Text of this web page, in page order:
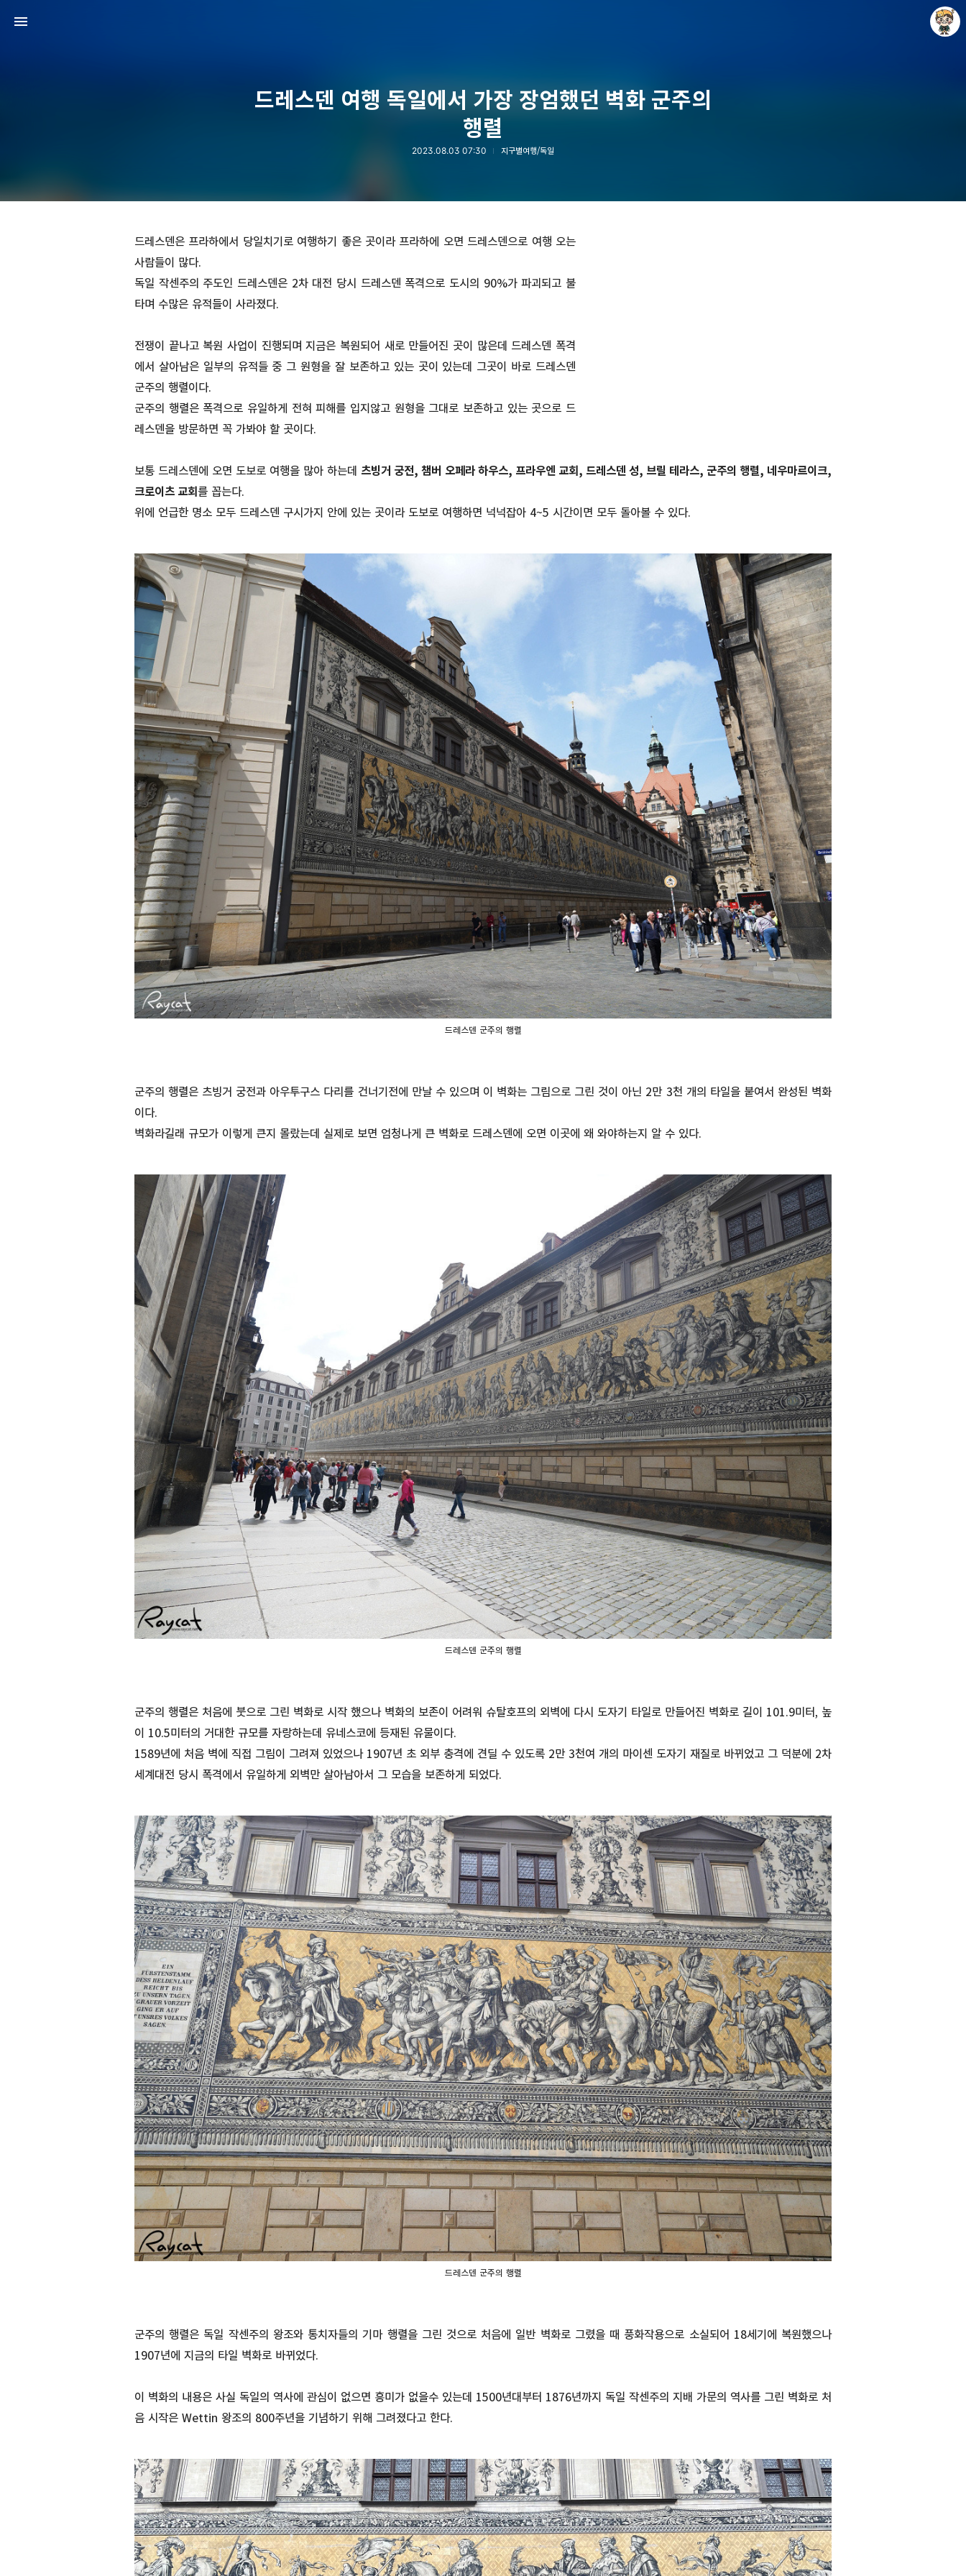
드레스덴 여행 독일에서 가장 장엄했던 벽화 군주의
행렬
2023.08.03 07:30 지구별여행/독일
드레스덴은 프라하에서 당일치기로 여행하기 좋은 곳이라 프라하에 오면 드레스덴으로 여행 오는
사람들이 많다.
독일 작센주의 주도인 드레스덴은 2차 대전 당시 드레스덴 폭격으로 도시의 90%가 파괴되고 불
타며 수많은 유적들이 사라졌다.
전쟁이 끝나고 복원 사업이 진행되며 지금은 복원되어 새로 만들어진 곳이 많은데 드레스덴 폭격
에서 살아남은 일부의 유적들 중 그 원형을 잘 보존하고 있는 곳이 있는데 그곳이 바로 드레스덴
군주의 행렬이다.
군주의 행렬은 폭격으로 유일하게 전혀 피해를 입지않고 원형을 그대로 보존하고 있는 곳으로 드
레스덴을 방문하면 꼭 가봐야 할 곳이다.
보통 드레스덴에 오면 도보로 여행을 많아 하는데 츠빙거 궁전, 챔버 오페라 하우스, 프라우엔 교회, 드레스덴 성, 브릴 테라스, 군주의 행렬, 네우마르이크,
크로이츠 교회 를 꼽는다.
위에 언급한 명소 모두 드레스덴 구시가지 안에 있는 곳이라 도보로 여행하면 넉넉잡아 4~5 시간이면 모두 돌아볼 수 있다.
드레스덴 군주의 행렬
군주의 행렬은 츠빙거 궁전과 아우투구스 다리를 건너기전에 만날 수 있으며 이 벽화는 그림으로 그린 것이 아닌 2만 3천 개의 타일을 붙여서 완성된 벽화
이다.
벽화라길래 규모가 이렇게 큰지 몰랐는데 실제로 보면 엄청나게 큰 벽화로 드레스덴에 오면 이곳에 왜 와야하는지 알 수 있다.
드레스덴 군주의 행렬
군주의 행렬은 처음에 붓으로 그린 벽화로 시작 했으나 벽화의 보존이 어려워 슈탈호프의 외벽에 다시 도자기 타일로 만들어진 벽화로 길이 101.9미터, 높
이 10.5미터의 거대한 규모를 자랑하는데 유네스코에 등재된 유물이다.
1589년에 처음 벽에 직접 그림이 그려져 있었으나 1907년 초 외부 충격에 견딜 수 있도록 2만 3천여 개의 마이센 도자기 재질로 바뀌었고 그 덕분에 2차
세계대전 당시 폭격에서 유일하게 외벽만 살아남아서 그 모습을 보존하게 되었다.
드레스덴 군주의 행렬
군주의 행렬은 독일 작센주의 왕조와 통치자들의 기마 행렬을 그린 것으로 처음에 일반 벽화로 그렸을 때 풍화작용으로 소실되어 18세기에 복원했으나
1907년에 지금의 타일 벽화로 바뀌었다.
이 벽화의 내용은 사실 독일의 역사에 관심이 없으면 흥미가 없을수 있는데 1500년대부터 1876년까지 독일 작센주의 지배 가문의 역사를 그린 벽화로 처
음 시작은 Wettin 왕조의 800주년을 기념하기 위해 그려졌다고 한다.